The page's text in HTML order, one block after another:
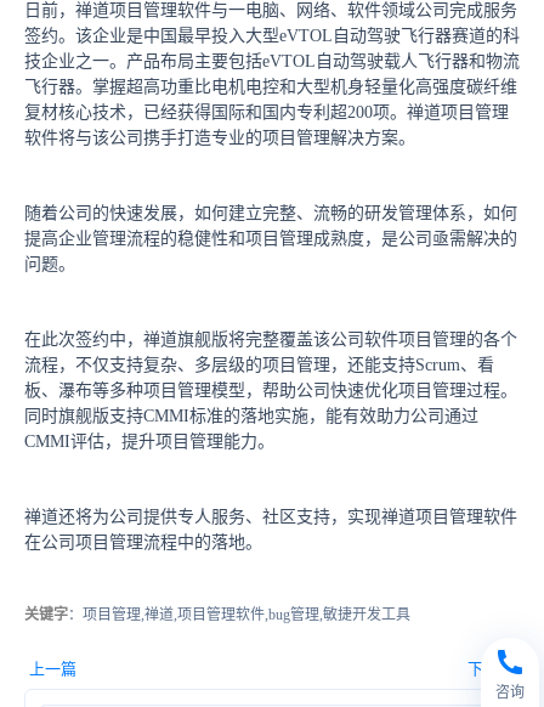
日前，禅道项目管理软件与一电脑、网络、软件领域公司完成服务
签约。该企业是中国最早投入大型eVTOL自动驾驶飞行器赛道的科
技企业之一。产品布局主要包括eVTOL自动驾驶载人飞行器和物流
飞行器。掌握超高功重比电机电控和大型机身轻量化高强度碳纤维
复材核心技术，已经获得国际和国内专利超200项。禅道项目管理
软件将与该公司携手打造专业的项目管理解决方案。
随着公司的快速发展，如何建立完整、流畅的研发管理体系，如何
提高企业管理流程的稳健性和项目管理成熟度，是公司亟需解决的
问题。
在此次签约中，禅道旗舰版将完整覆盖该公司软件项目管理的各个
流程，不仅支持复杂、多层级的项目管理，还能支持Scrum、看
板、瀑布等多种项目管理模型，帮助公司快速优化项目管理过程。
同时旗舰版支持CMMI标准的落地实施，能有效助力公司通过
CMMI评估，提升项目管理能力。
禅道还将为公司提供专人服务、社区支持，实现禅道项目管理软件
在公司项目管理流程中的落地。
关键字：项目管理,禅道,项目管理软件,bug管理,敏捷开发工具
上一篇 下一篇
咨询